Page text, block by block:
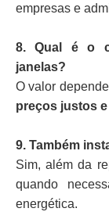
empresas e
8. Qual é o
janelas?
O valor
preços justos
9. Também
Sim, além da
quando
energética.